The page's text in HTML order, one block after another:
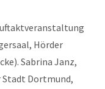
Hörder
Sabrina Janz,
Dortmund,